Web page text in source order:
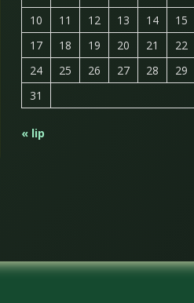
10
11 12 13 14 15
17
18 19 20 21 22
24
25 26 27 28 29
31
« lip